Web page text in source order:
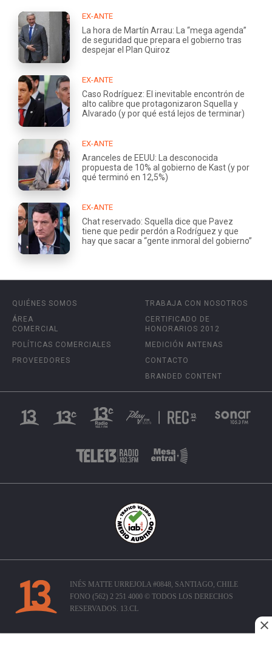
EX-ANTE
La hora de Martín Arrau: La “mega agenda”
de seguridad que prepara el gobierno tras
despejar el Plan Quiroz
EX-ANTE
Caso Rodríguez: El inevitable encontrón de
alto calibre que protagonizaron Squella y
Alvarado (y por qué está lejos de terminar)
EX-ANTE
Aranceles de EEUU: La desconocida
propuesta de 10% al gobierno de Kast (y por
qué terminó en 12,5%)
EX-ANTE
Chat reservado: Squella dice que Pavez
tiene que pedir perdón a Rodríguez y que
hay que sacar a “gente inmoral del gobierno”
QUIÉNES SOMOS
ÁREA
COMERCIAL
POLÍTICAS COMERCIALES
PROVEEDORES
TRABAJA CON NOSOTROS
CERTIFICADO DE
HONORARIOS 2012
MEDICIÓN ANTENAS
CONTACTO
BRANDED CONTENT
INÉS MATTE URREJOLA #0848, SANTIAGO, CHILE
FONO (562) 2 251 4000 © TODOS LOS DERECHOS
RESERVADOS. 13.CL